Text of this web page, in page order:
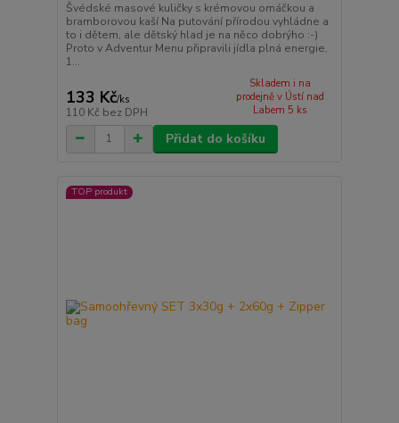
Švédské masové kuličky s krémovou omáčkou a
bramborovou kaší Na putování přírodou vyhládne a
to i dětem, ale dětský hlad je na něco dobrýho :-)
Proto v Adventur Menu připravili jídla plná energie,
1...
133 Kč/ks
110 Kč bez DPH
Skladem i na
prodejně v Ústí nad
Labem 5 ks
Přidat do košíku
TOP produkt